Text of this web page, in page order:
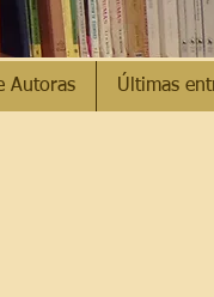
Autoras Últimas